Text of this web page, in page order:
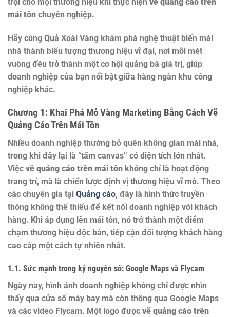
trội cho mọi thương hiệu khi thực hiện vẽ quảng cáo trên
mái tôn chuyên nghiệp.
Hãy cùng Quả Xoài Vàng khám phá nghệ thuật biến mái
nhà thành biểu tượng thương hiệu vĩ đại, nơi mỗi mét
vuông đều trở thành một cơ hội quảng bá giá trị, giúp
doanh nghiệp của bạn nổi bật giữa hàng ngàn khu công
nghiệp khác.
Chương 1: Khai Phá Mỏ Vàng Marketing Bằng Cách Vẽ
Quảng Cáo Trên Mái Tôn
Nhiều doanh nghiệp thường bỏ quên không gian mái nhà,
trong khi đây lại là “tấm canvas” có diện tích lớn nhất.
Việc vẽ quảng cáo trên mái tôn không chỉ là hoạt động
trang trí, mà là chiến lược định vị thương hiệu vĩ mô. Theo
các chuyên gia tại Quảng cáo, đây là hình thức truyền
thông không thể thiếu để kết nối doanh nghiệp với khách
hàng. Khi áp dụng lên mái tôn, nó trở thành một điểm
chạm thương hiệu độc bản, tiếp cận đối tượng khách hàng
cao cấp một cách tự nhiên nhất.
1.1. Sức mạnh trong kỷ nguyên số: Google Maps và Flycam
Ngày nay, hình ảnh doanh nghiệp không chỉ được nhìn
thấy qua cửa sổ máy bay mà còn thông qua Google Maps
và các video Flycam. Một logo được vẽ quảng cáo trên